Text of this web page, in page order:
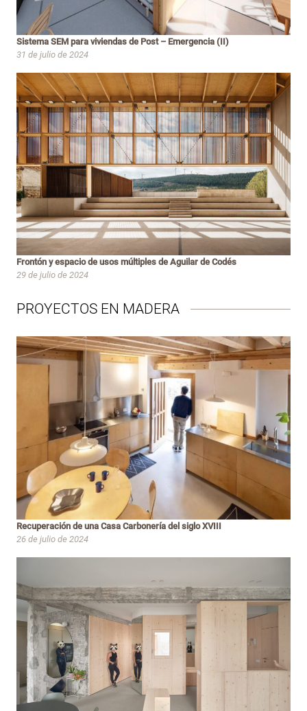
Sistema SEM para viviendas de Post – Emergencia (II)
31 de julio de 2024
Frontón y espacio de usos múltiples de Aguilar de Codés
29 de julio de 2024
PROYECTOS EN MADERA
Recuperación de una Casa Carbonería del siglo XVIII
26 de julio de 2024